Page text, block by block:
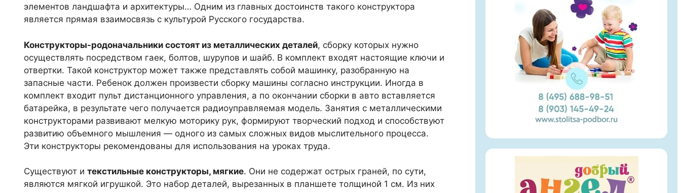
элементов ландшафта и архитектуры… Одним из главных достоинств такого конструктора
является прямая взаимосвязь с культурой Русского государства.
Конструкторы-родоначальники состоят из металлических деталей, сборку которых нужно
осуществлять посредством гаек, болтов, шурупов и шайб. В комплект входят настоящие ключи и
отвертки. Такой конструктор может также представлять собой машинку, разобранную на
запасные части. Ребенок должен произвести сборку машины согласно инструкции. Иногда в
комплект входит пульт дистанционного управления, а по окончании сборки в авто вставляется
батарейка, в результате чего получается радиоуправляемая модель. Занятия с металлическими
конструкторами развивают мелкую моторику рук, формируют творческий подход и способствуют
развитию объемного мышления — одного из самых сложных видов мыслительного процесса.
Эти конструкторы рекомендованы для использования на уроках труда.
Существуют и текстильные конструкторы, мягкие. Они не содержат острых граней, по сути,
являются мягкой игрушкой. Это набор деталей, вырезанных в планшете толщиной 1 см. Из них